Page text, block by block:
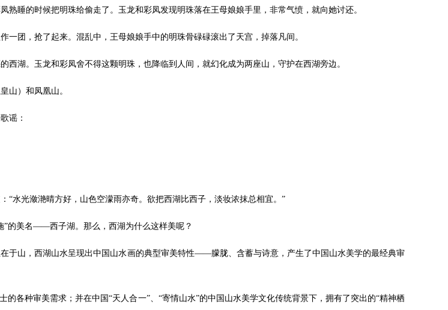
熟睡的时候把明珠给偷走了。玉龙和彩凤发现明珠落在王母娘娘手里，非常气愤，就向她讨还。
一团，抢了起来。混乱中，王母娘娘手中的明珠骨碌碌滚出了天宫，掉落凡间。
西湖。玉龙和彩凤舍不得这颗明珠，也降临到人间，就幻化成为两座山，守护在西湖旁边。
山）和凤凰山。
谣：
“水光潋滟晴方好，山色空濛雨亦奇。欲把西湖比西子，淡妆浓抹总相宜。”
”的美名——西子湖。那么，西湖为什么这样美呢？
于山，西湖山水呈现出中国山水画的典型审美特性——朦胧、含蓄与诗意，产生了中国山水美学的最经典审
的各种审美需求；并在中国“天人合一”、“寄情山水”的中国山水美学文化传统背景下，拥有了突出的“精神栖